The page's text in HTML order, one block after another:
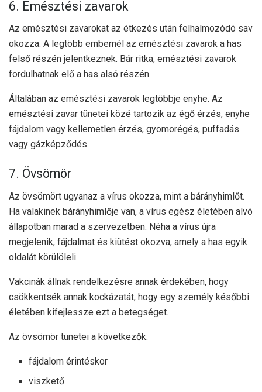
6. Emésztési zavarok
Az emésztési zavarokat az étkezés után felhalmozódó sav
okozza. A legtöbb embernél az emésztési zavarok a has
felső részén jelentkeznek. Bár ritka, emésztési zavarok
fordulhatnak elő a has alsó részén.
Általában az emésztési zavarok legtöbbje enyhe. Az
emésztési zavar tünetei közé tartozik az égő érzés, enyhe
fájdalom vagy kellemetlen érzés, gyomorégés, puffadás
vagy gázképződés.
7. Övsömör
Az övsömört ugyanaz a vírus okozza, mint a bárányhimlőt.
Ha valakinek bárányhimlője van, a vírus egész életében alvó
állapotban marad a szervezetben. Néha a vírus újra
megjelenik, fájdalmat és kiütést okozva, amely a has egyik
oldalát körülöleli.
Vakcinák állnak rendelkezésre annak érdekében, hogy
csökkentsék annak kockázatát, hogy egy személy későbbi
életében kifejlessze ezt a betegséget.
Az övsömör tünetei a következők:
fájdalom érintéskor
viszkető